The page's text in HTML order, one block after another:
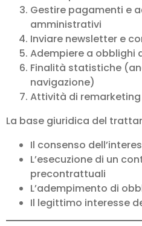
Gestire pagamenti e
amministrativi
Inviare newsletter e
Adempiere a obblighi
Finalità statistiche
navigazione)
Attività di
La base giuridica del
Il consenso
L’esecuzione di un
precontrattuali
L’adempimento di
Il legittimo interesse